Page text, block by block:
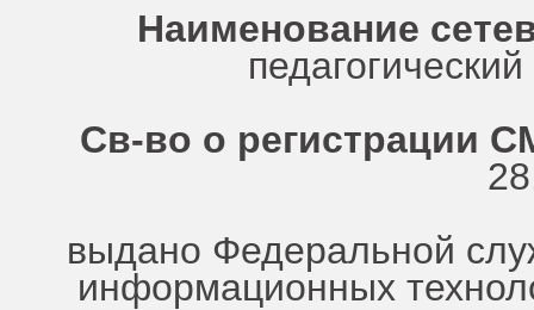
Наименование
Св-во о регистрации
выдано Федеральной
информационных